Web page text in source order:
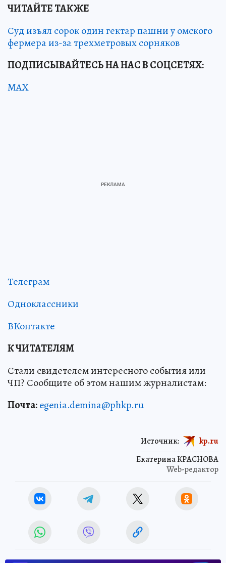
ЧИТАЙТЕ ТАКЖЕ
Суд изъял сорок один гектар пашни у омского
фермера из-за трехметровых сорняков
ПОДПИСЫВАЙТЕСЬ НА НАС В СОЦСЕТЯХ:
MAX
Телеграм
Одноклассники
ВКонтакте
К ЧИТАТЕЛЯМ
Стали свидетелем интересного события или
ЧП? Сообщите об этом нашим журналистам:
Почта:egenia.demina@phkp.ru
Екатерина КРАСНОВА
Web-редактор
Источник: kp.ru